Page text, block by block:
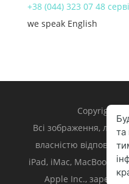
+38 (044) 323 07 48
we speak English
Copyright
Всі зображення,
власністю
iPad, iMac, MacBook,
Apple Inc.,